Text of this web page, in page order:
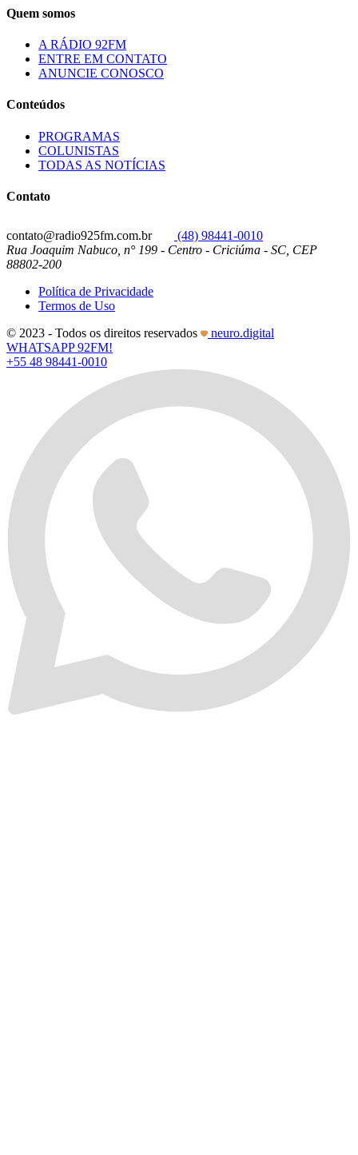
Quem somos
A RÁDIO 92FM
ENTRE EM CONTATO
ANUNCIE CONOSCO
Conteúdos
PROGRAMAS
COLUNISTAS
TODAS AS NOTÍCIAS
Contato
contato@radio925fm.com.br
(48) 98441-0010
Rua Joaquim Nabuco, n° 199 - Centro - Criciúma - SC, CEP
88802-200
Política de Privacidade
Termos de Uso
© 2023 - Todos os direitos reservados
neuro.digital
WHATSAPP 92FM!
+55 48 98441-0010